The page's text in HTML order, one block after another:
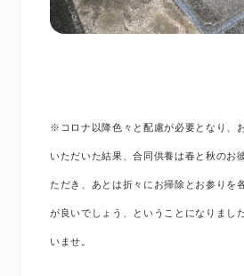
※コロナ以降色々と配慮が必要となり、
いただいた結果、合同供養は春と秋のお
ただき、あとは折々にお掃除とお参りを
が良いでしょう、ということになりまし
いませ。